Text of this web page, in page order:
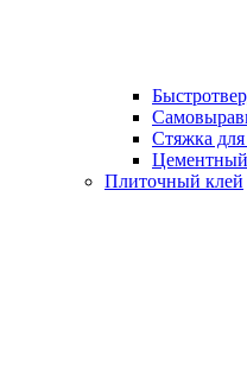
Стяжка для
Плиточный клей